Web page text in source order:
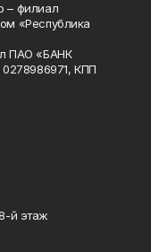
– филиал
«Республика
ПАО «БАНК
КПП
й этаж